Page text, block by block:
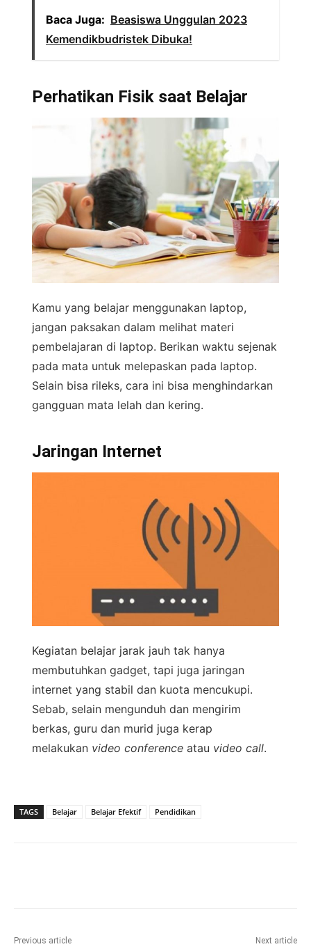
Baca Juga: Beasiswa Unggulan 2023
Kemendikbudristek Dibuka!
Perhatikan Fisik saat Belajar
Kamu yang belajar menggunakan laptop,
jangan paksakan dalam melihat materi
pembelajaran di laptop. Berikan waktu sejenak
pada mata untuk melepaskan pada laptop.
Selain bisa rileks, cara ini bisa menghindarkan
gangguan mata lelah dan kering.
Jaringan Internet
Kegiatan belajar jarak jauh tak hanya
membutuhkan gadget, tapi juga jaringan
internet yang stabil dan kuota mencukupi.
Sebab, selain mengunduh dan mengirim
berkas, guru dan murid juga kerap
melakukan video conference atau video call.
TAGS Belajar Belajar Efektif Pendidikan
Previous article Next article